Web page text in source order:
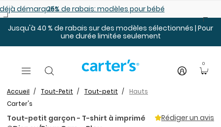
démarqués25% de rabais: modèles pour bébé
Jusqu'à 40 % de rabais sur des modèles sélectionnés | Pour
une durée limitée seulement
0
Accueil Tout-Petit Tout-petit
Hauts
Carter's
Tout-petit garçon - T-shirt à imprimé
Rédiger un avis